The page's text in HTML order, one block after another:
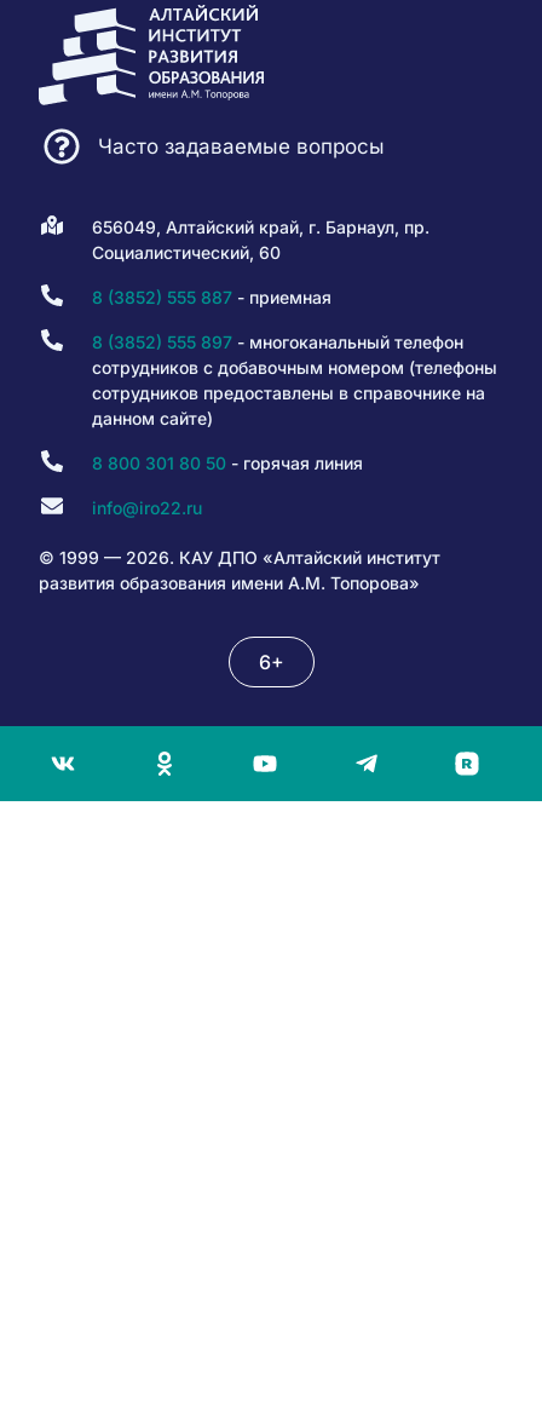
Часто задаваемые вопросы
656049, Алтайский край, г. Барнаул, пр.
Социалистический, 60
8 (3852) 555 887- приемная
8 (3852) 555 897- многоканальный телефон
сотрудников с добавочным номером (телефоны
сотрудников предоставлены в справочнике на
данном сайте)
8 800 301 80 50- горячая линия
info@iro22.ru
© 1999 — 2026. КАУ ДПО «Алтайский институт
развития образования имени А.М. Топорова»
6+